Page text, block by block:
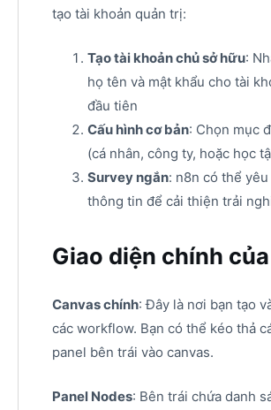
tạo tài khoản quản trị:
Tạo tài khoản chủ sở hữu:
họ tên và mật khẩu cho tài
đầu tiên
Cấu hình cơ bản: Chọn mục
(cá nhân, công ty, hoặc học
Survey ngắn: n8n có thể
thông tin để cải thiện trải
Giao diện chính
Canvas chính: Đây là nơi bạn tạo
các workflow. Bạn có thể kéo thả
panel bên trái vào canvas.
Panel Nodes: Bên trái chứa danh